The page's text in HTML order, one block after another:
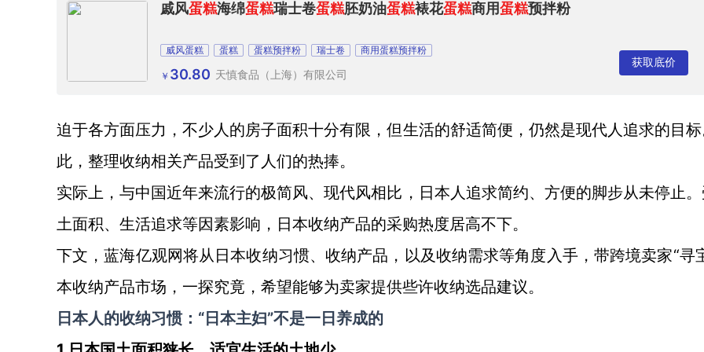
戚风蛋糕海绵蛋糕瑞士卷蛋糕胚奶油蛋糕裱花蛋糕商用蛋糕预拌粉
威风蛋糕 蛋糕 蛋糕预拌粉 瑞士卷 商用蛋糕预拌粉
￥ 30.80 天慎食品（上海）有限公司
获取底价
迫于各方面压力，不少人的房子面积十分有限，但生活的舒适简便，仍然是现代人追求的目标
此，整理收纳相关产品受到了人们的热捧。
实际上，与中国近年来流行的极简风、现代风相比，日本人追求简约、方便的脚步从未停止。
土面积、生活追求等因素影响，日本收纳产品的采购热度居高不下。
下文，蓝海亿观网将从日本收纳习惯、收纳产品，以及收纳需求等角度入手，带跨境卖家“寻
本收纳产品市场，一探究竟，希望能够为卖家提供些许收纳选品建议。
日本人的收纳习惯： “日本主妇”不是一日养成的